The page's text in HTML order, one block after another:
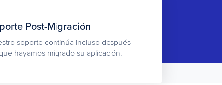
Post-Migración
soporte continúa incluso después
hayamos migrado su aplicación.